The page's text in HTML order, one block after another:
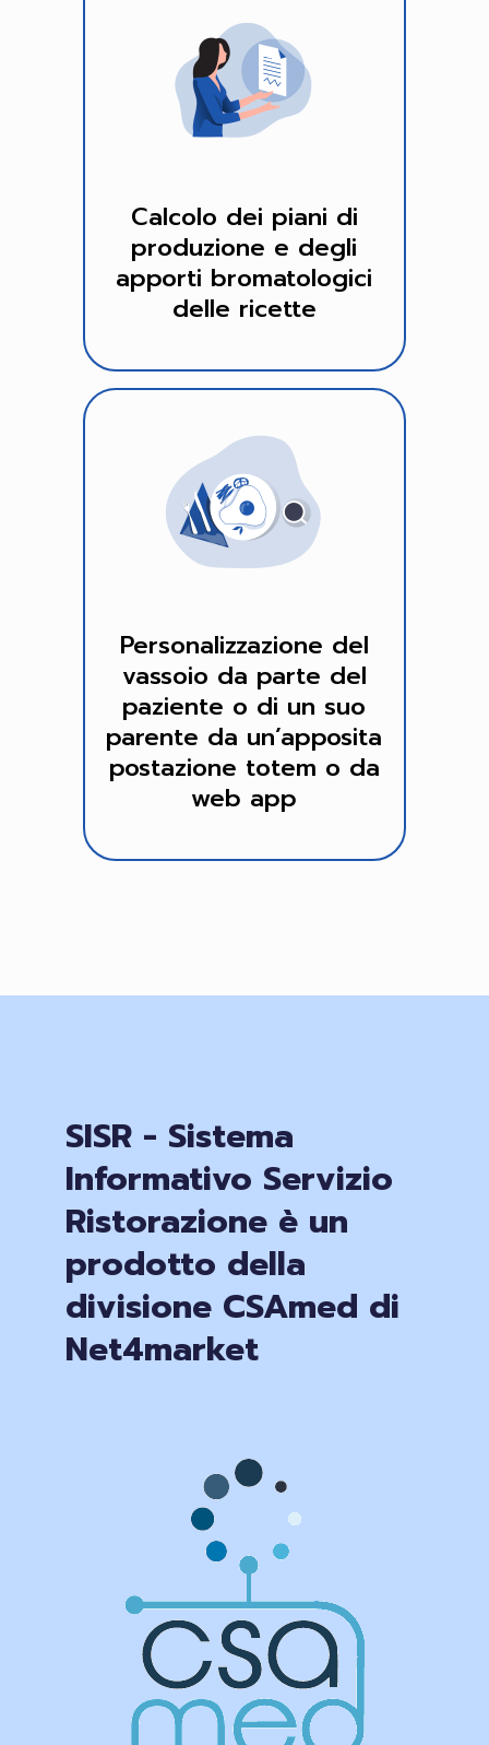
Calcolo dei piani di
produzione e degli
apporti bromatologici
delle ricette
Personalizzazione del
vassoio da parte del
paziente o di un suo
parente da un’apposita
postazione totem o da
web app
SISR - Sistema
Informativo Servizio
Ristorazione è un
prodotto della
divisione CSAmed di
Net4market